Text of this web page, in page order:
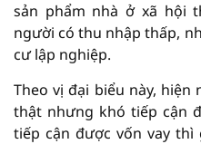
sản phẩm nhà ở xã hội
người có thu nhập thấp,
cư lập nghiệp.
Theo vị đại biểu này,
thật nhưng khó tiếp cận
tiếp cận được vốn vay